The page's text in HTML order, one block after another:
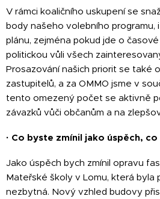
V rámci koaličního uskupení se
body našeho volebního programu,
plánu, zejména pokud jde o
politickou vůli všech
Prosazování našich priorit se také
zastupitelů, a za OMMO jsme v
tento omezený počet se aktivně
závazků vůči občanům a na
· Co byste zmínil jako úspěch, co
Jako úspěch bych zmínil opravu
Mateřské školy v Lomu, která byla
nezbytná. Nový vzhled budovy